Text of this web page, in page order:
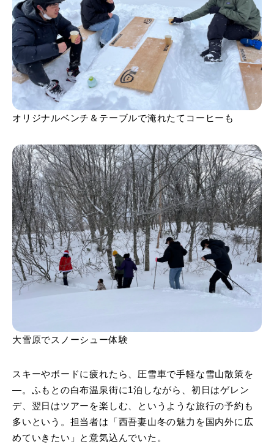
オリジナルベンチ＆テーブルで淹れたてコーヒーも
大雪原でスノーシュー体験
スキーやボードに疲れたら、圧雪車で手軽な雪山散策を
―。ふもとの白布温泉街に1泊しながら、初日はゲレン
デ、翌日はツアーを楽しむ、というような旅行の予約も
多いという。担当者は「西吾妻山冬の魅力を国内外に広
めていきたい」と意気込んでいた。